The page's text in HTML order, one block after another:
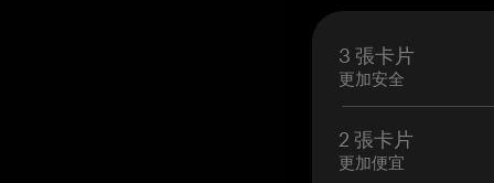
3 張卡片
更加安全
2 張卡片
更加便宜